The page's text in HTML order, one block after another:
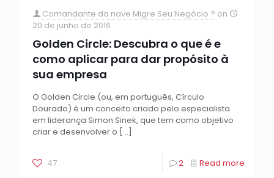
Comandante da nave Migre Seu Negócio ? on
20 de junho de 2016
Golden Circle: Descubra o que é e
como aplicar para dar propósito à
sua empresa
O Golden Circle (ou, em português, Círculo
Dourado) é um conceito criado pelo especialista
em liderança Simon Sinek, que tem como objetivo
criar e desenvolver o […]
47 2 Read more